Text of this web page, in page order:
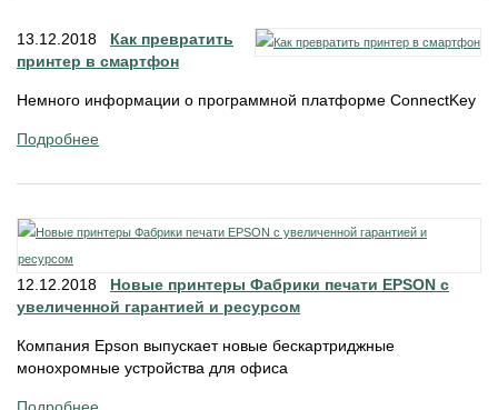
13.12.2018 Как превратить
принтер в смартфон
Немного информации о программной платформе ConnectKey
Подробнее
12.12.2018 Новые принтеры Фабрики печати EPSON с
увеличенной гарантией и ресурсом
Компания Epson выпускает новые бескартриджные
монохромные устройства для офиса